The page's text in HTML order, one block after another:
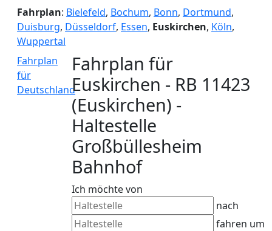
Fahrplan: Bielefeld, Bochum, Bonn, Dortmund,
Duisburg, Düsseldorf, Essen, Euskirchen, Köln,
Wuppertal
Fahrplan
für
Deutschland
Fahrplan für
Euskirchen - RB 11423
(Euskirchen) -
Haltestelle
Großbüllesheim
Bahnhof
Ich möchte von
nach
fahren um